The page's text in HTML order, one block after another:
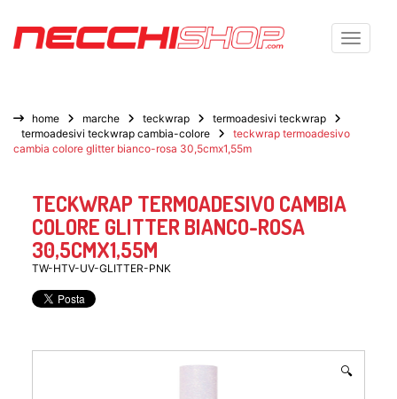
Toggle
home marche teckwrap
termoadesivi teckwrap
termoadesivi teckwrap cambia-colore
teckwrap termoadesivo
cambia colore glitter bianco-rosa 30,5cmx1,55m
TECKWRAP TERMOADESIVO CAMBIA
COLORE GLITTER BIANCO-ROSA
30,5CMX1,55M
TW-HTV-UV-GLITTER-PNK
🔍